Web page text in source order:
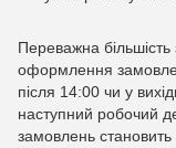
Переважна
оформлення
після 14:00 чи у
наступний робочий
замовлень